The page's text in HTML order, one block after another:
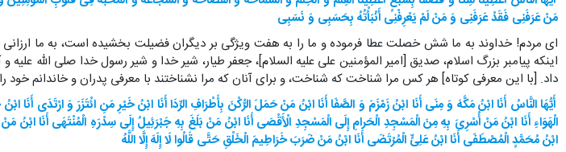
مَنْ عَرَفَنِی فَقَدْ عَرَفَنِی وَ مَنْ لَمْ یَعْرِفْنِی أَنْبَأْتُهُ بِحَسَبِی وَ نَسَبِی
ای مردم! خداوند به ما شش خصلت عطا فرموده و ما را به هفت ویژگی بر دیگران فضیلت بخشیده است، به ما
اینکه پیامبر بزرگ اسلام، صدیق [امیر المؤمنین علی علیه السلام]، جعفر طیار، شیر خدا و شیر رسول خدا صلی الله علیه
داد. [با این معرفی کوتاه] هر کس مرا شناخت که شناخت، و برای آنان که مرا نشناختند با معرفی پدران و خاندانم خود
أَیُّهَا النَّاسُ أَنَا ابْنُ مَکَّهَ وَ مِنَی أَنَا ابْنُ زَمْزَمَ وَ الصَّفَا أَنَا ابْنُ مَنْ حَمَلَ الرُّکْنَ بِأَطْرَافِ الرِّدَا أَنَا ابْنُ خَیْرِ مَنِ ائْتَزَرَ وَ
الْهَوَاءِ أَنَا ابْنُ مَنْ أُسْرِیَ بِهِ مِنَ الْمَسْجِدِ الْحَرامِ إِلَی الْمَسْجِدِ الْأَقْصَی أَنَا ابْنُ مَنْ بَلَغَ بِهِ جَبْرَئِیلُ إِلَی سِدْرَهِ الْمُنْتَهَی أَنَا
ابْنُ مُحَمَّدٍ الْمُصْطَفَی أَنَا ابْنُ عَلِیٍّ الْمُرْتَضَی أَنَا ابْنُ مَنْ ضَرَبَ خَرَاطِیمَ الْخَلْقِ حَتَّی قَالُوا لَا إِلَهَ إِلَّا اللَّه